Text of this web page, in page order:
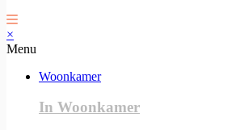
×
Menu
Woonkamer
In Woonkamer